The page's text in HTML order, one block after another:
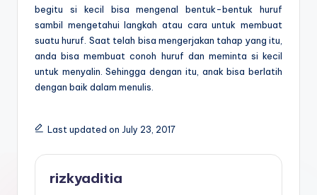
begitu si kecil bisa mengenal bentuk-bentuk huruf
sambil mengetahui langkah atau cara untuk membuat
suatu huruf. Saat telah bisa mengerjakan tahap yang itu,
anda bisa membuat conoh huruf dan meminta si kecil
untuk menyalin. Sehingga dengan itu, anak bisa berlatih
dengan baik dalam menulis.
Last updated on July 23, 2017
rizkyaditia